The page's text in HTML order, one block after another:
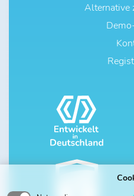
Alternative